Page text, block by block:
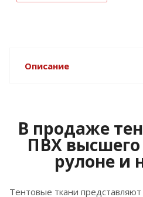
Описание
В продаже
ПВХ высшего
рулоне и
Тентовые ткани